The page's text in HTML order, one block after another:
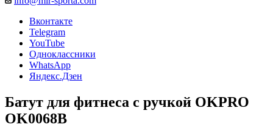
Вконтакте
Telegram
YouTube
Одноклассники
WhatsApp
Яндекс.Дзен
Батут для фитнеса с ручкой OKPRO
OK0068B